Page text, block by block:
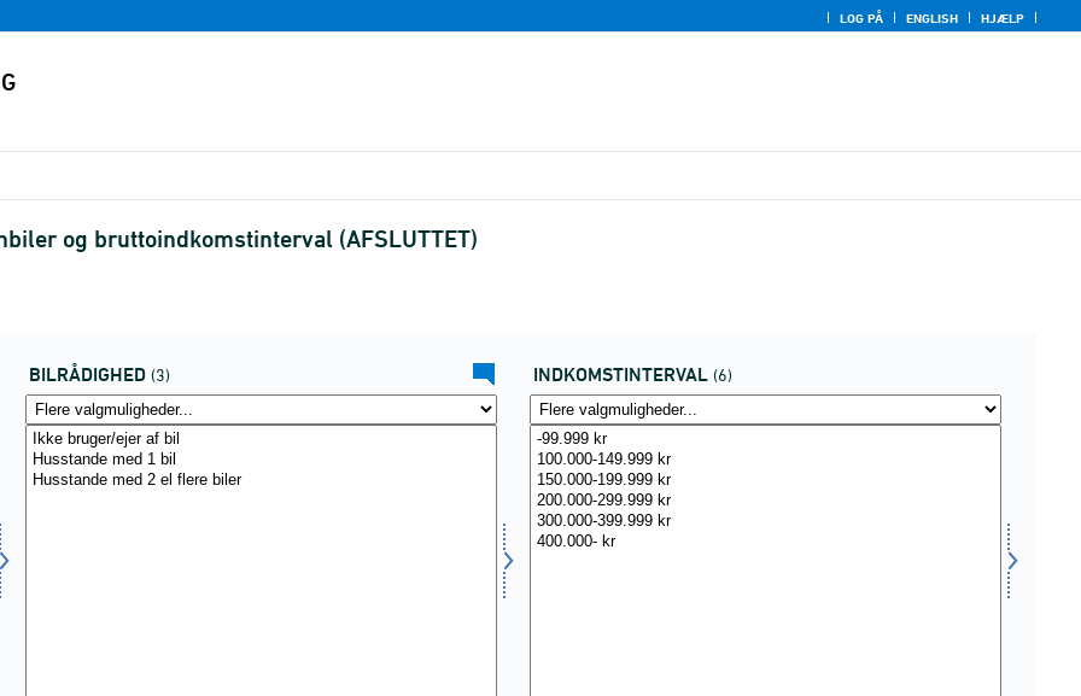
LOG PÅ ENGLISH HJÆLP
og bruttoindkomstinterval (AFSLUTTET)
BILRÅDIGHED (3) INDKOMSTINTERVAL (6)